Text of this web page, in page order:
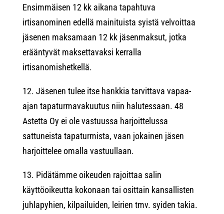
Ensimmäisen 12 kk aikana tapahtuva
irtisanominen edellä mainituista syistä velvoittaa
jäsenen maksamaan 12 kk jäsenmaksut, jotka
erääntyvät maksettavaksi kerralla
irtisanomishetkellä.
12. Jäsenen tulee itse hankkia tarvittava vapaa-
ajan tapaturmavakuutus niin halutessaan. 48
Astetta Oy ei ole vastuussa harjoittelussa
sattuneista tapaturmista, vaan jokainen jäsen
harjoittelee omalla vastuullaan.
13. Pidätämme oikeuden rajoittaa salin
käyttöoikeutta kokonaan tai osittain kansallisten
juhlapyhien, kilpailuiden, leirien tmv. syiden takia.